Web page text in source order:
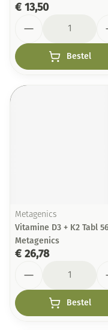
€ 13,50
Bestel
Metagenics
Vitamine D3 + K2 Tabl
Metagenics
€ 26,78
Bestel